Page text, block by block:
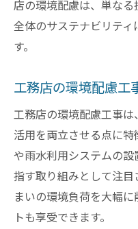
工務店の木造
改修工事に見
サステナビリティ
サステナビリ
性
工務店の環境
サステナビリ
任
店の環境配慮は、単な
全体のサステナビリテ
す。
工務店の環境配慮工
工務店の環境配慮工事
活用を両立させる点に
や雨水利用システムの
指す取り組みとして注
まいの環境負荷を大幅
トも享受できます。